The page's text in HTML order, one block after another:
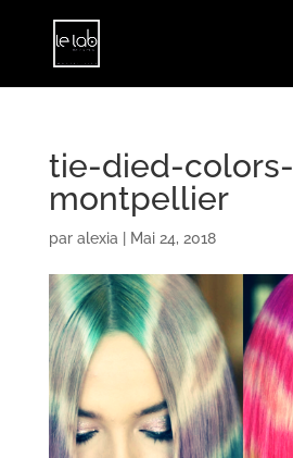
tie-died-
montpellier
par alexia Mai 24, 2018